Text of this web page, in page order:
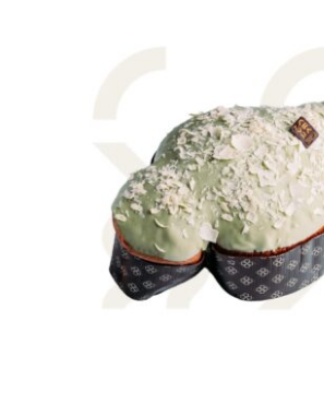
AGGIUNGI AL CARRELLO
DETTAGLI